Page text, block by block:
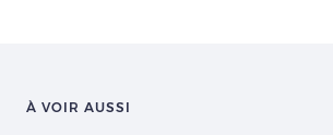
À VOIR AUSSI